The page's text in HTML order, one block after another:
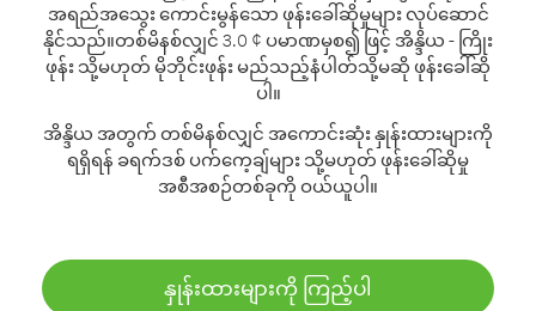
အရည်အသွေး ကောင်းမွန်သော ဖုန်းခေါ်ဆိုမှုများ လုပ်ဆောင်
နိုင်သည်။တစ်မိနစ်လျှင် 3.0 ¢ ပမာဏမှစ၍ ဖြင့် အိန္ဒိယ - ကြိုး
ဖုန်း သို့မဟုတ် မိုဘိုင်းဖုန်း မည်သည့်နံပါတ်သို့မဆို ဖုန်းခေါ်ဆို
ပါ။
အိန္ဒိယ အတွက် တစ်မိနစ်လျှင် အကောင်းဆုံး နှုန်းထားများကို
ရရှိရန် ခရက်ဒစ် ပက်ကေ့ချ်များ သို့မဟုတ် ဖုန်းခေါ်ဆိုမှု
အစီအစဉ်တစ်ခုကို ဝယ်ယူပါ။
နှုန်းထားများကို ကြည့်ပါ